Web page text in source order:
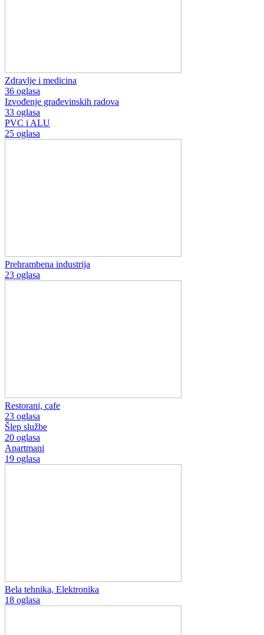
Zdravlje i medicina
36 oglasa
Izvođenje građevinskih radova
33 oglasa
PVC i ALU
25 oglasa
Prehrambena industrija
23 oglasa
Restorani, cafe
23 oglasa
Šlep službe
20 oglasa
Apartmani
19 oglasa
Bela tehnika, Elektronika
18 oglasa